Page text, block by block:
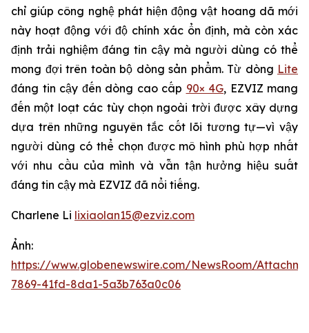
chỉ giúp công nghệ phát hiện động vật hoang dã mới
này hoạt động với độ chính xác ổn định, mà còn xác
định trải nghiệm đáng tin cậy mà người dùng có thể
mong đợi trên toàn bộ dòng sản phẩm. Từ dòng Lite
đáng tin cậy đến dòng cao cấp 90× 4G, EZVIZ mang
đến một loạt các tùy chọn ngoài trời được xây dựng
dựa trên những nguyên tắc cốt lõi tương tự—vì vậy
người dùng có thể chọn được mô hình phù hợp nhất
với nhu cầu của mình và vẫn tận hưởng hiệu suất
đáng tin cậy mà EZVIZ đã nổi tiếng.
Charlene Li lixiaolan15@ezviz.com
Ảnh:
https://www.globenewswire.com/NewsRoom/
7869-41fd-8da1-5a3b763a0c06